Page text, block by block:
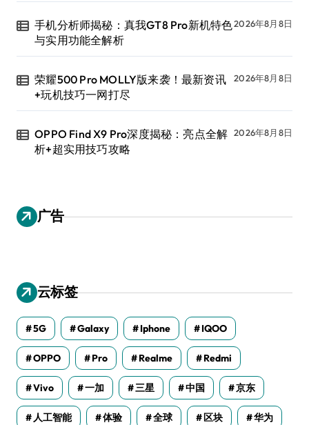
手机分析师揭秘：真我GT8 Pro新机特色
与实用功能全解析
2026年8月8日
荣耀500 Pro MOLLY版来袭！最新资讯
+玩机技巧一网打尽
2026年8月8日
OPPO Find X9 Pro深度揭秘：亮点全解
析+超实用技巧攻略
2026年8月8日
广告
云标签
5G Galaxy Iphone IQOO
OPPO Pro Realme Redmi
Vivo 一加 三星 中国 京东
人工智能 体验 全球 区块 华为